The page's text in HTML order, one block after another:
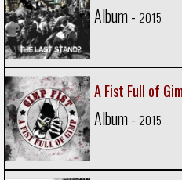
Album - 2015
A Fist Full of
Album - 2015